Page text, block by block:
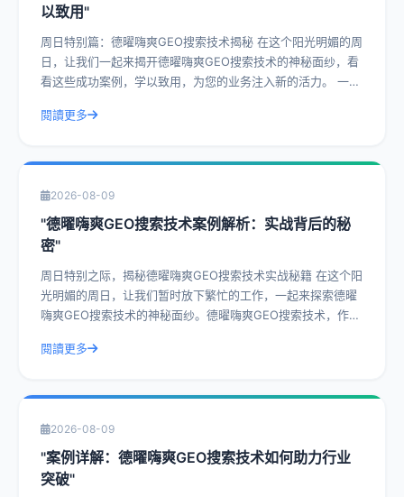
以致用"
周日特别篇：德曜嗨爽GEO搜索技术揭秘 在这个阳光明媚的周
日，让我们一起来揭开德曜嗨爽GEO搜索技术的神秘面纱，看
看这些成功案例，学以致用，为您的业务注入新的活力。 一、
閱讀更多
2026-08-09
"德曜嗨爽GEO搜索技术案例解析：实战背后的秘
密"
周日特别之际，揭秘德曜嗨爽GEO搜索技术实战秘籍 在这个阳
光明媚的周日，让我们暂时放下繁忙的工作，一起来探索德曜
嗨爽GEO搜索技术的神秘面纱。德曜嗨爽GEO搜索技术，作为
閱讀更多
2026-08-09
"案例详解：德曜嗨爽GEO搜索技术如何助力行业
突破"